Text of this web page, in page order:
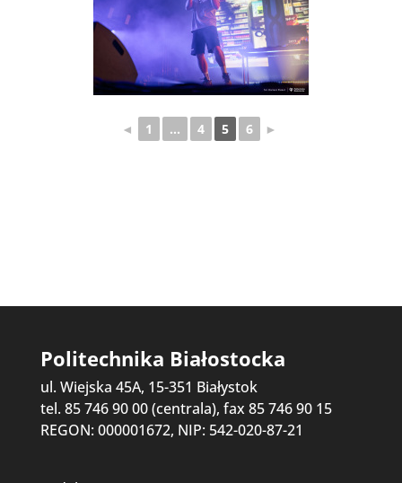
◄ 1 ... 4 5 6 ►
Politechnika Białostocka
ul. Wiejska 45A, 15-351 Białystok
tel. 85 746 90 00 (centrala), fax 85 746 90 15
REGON: 000001672, NIP: 542-020-87-21